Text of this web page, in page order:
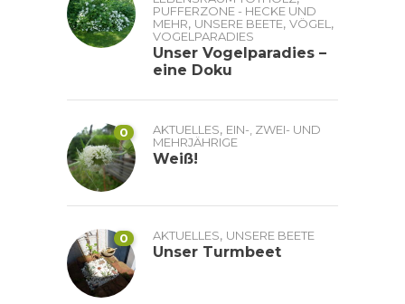
PUFFERZONE - HECKE UND
MEHR, UNSERE BEETE, VÖGEL ,
VOGELPARADIES
Unser Vogelparadies –
eine Doku
0 AKTUELLES, EIN-, ZWEI- UND
MEHRJÄHRIGE
Weiß!
0 AKTUELLES, UNSERE BEETE
Unser Turmbeet